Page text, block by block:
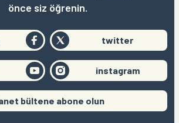
önce siz öğrenin.
twitter
instagram
bültene abone olun